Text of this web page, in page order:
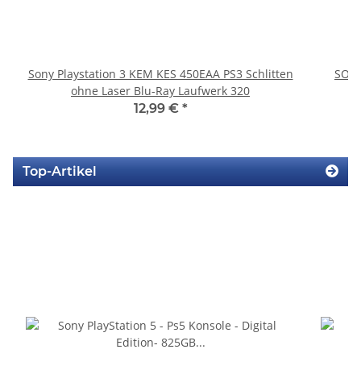
Sony Playstation 3 KEM KES 450EAA PS3 Schlitten
ohne Laser Blu-Ray Laufwerk 320
12,99 € *
Top-Artikel